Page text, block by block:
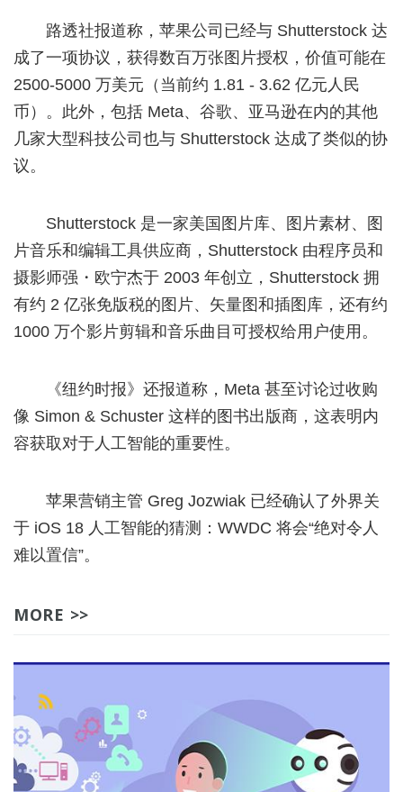
路透社报道称，苹果公司已经与 Shutterstock 达
成了一项协议，获得数百万张图片授权，价值可能在
2500-5000 万美元（当前约 1.81 - 3.62 亿元人民
币）。此外，包括 Meta、谷歌、亚马逊在内的其他
几家大型科技公司也与 Shutterstock 达成了类似的协
议。
Shutterstock 是一家美国图片库、图片素材、图
片音乐和编辑工具供应商，Shutterstock 由程序员和
摄影师强・欧宁杰于 2003 年创立，Shutterstock 拥
有约 2 亿张免版税的图片、矢量图和插图库，还有约
1000 万个影片剪辑和音乐曲目可授权给用户使用。
《纽约时报》还报道称，Meta 甚至讨论过收购
像 Simon & Schuster 这样的图书出版商，这表明内
容获取对于人工智能的重要性。
苹果营销主管 Greg Jozwiak 已经确认了外界关
于 iOS 18 人工智能的猜测：WWDC 将会“绝对令人
难以置信”。
MORE >>